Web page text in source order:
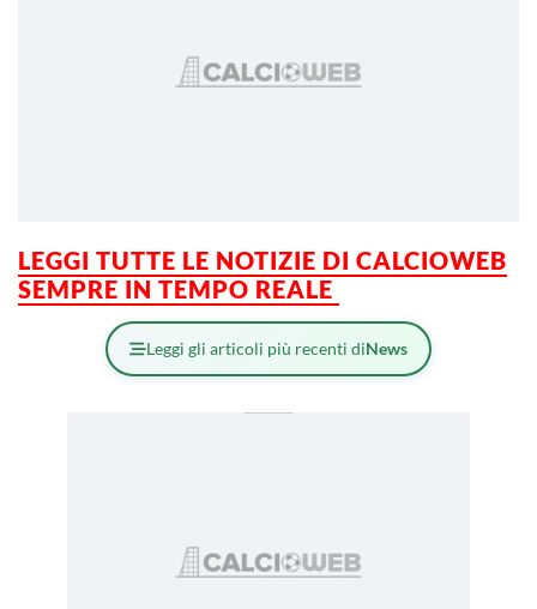
LEGGI TUTTE LE NOTIZIE DI CALCIOWEB
SEMPRE IN TEMPO REALE
Leggi gli articoli più recenti diNews